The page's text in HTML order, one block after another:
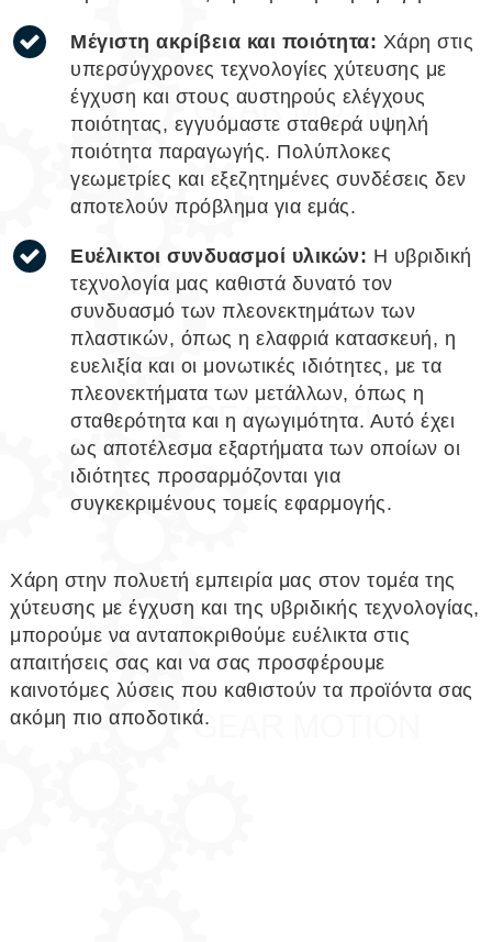
Μέγιστη ακρίβεια και ποιότητα: Χάρη στις
υπερσύγχρονες τεχνολογίες χύτευσης με
έγχυση και στους αυστηρούς ελέγχους
ποιότητας, εγγυόμαστε σταθερά υψηλή
ποιότητα παραγωγής. Πολύπλοκες
γεωμετρίες και εξεζητημένες συνδέσεις δεν
αποτελούν πρόβλημα για εμάς.
Ευέλικτοι συνδυασμοί υλικών: Η υβριδική
τεχνολογία μας καθιστά δυνατό τον
συνδυασμό των πλεονεκτημάτων των
πλαστικών, όπως η ελαφριά κατασκευή, η
ευελιξία και οι μονωτικές ιδιότητες, με τα
πλεονεκτήματα των μετάλλων, όπως η
σταθερότητα και η αγωγιμότητα. Αυτό έχει
ως αποτέλεσμα εξαρτήματα των οποίων οι
ιδιότητες προσαρμόζονται για
συγκεκριμένους τομείς εφαρμογής.
Χάρη στην πολυετή εμπειρία μας στον τομέα της
χύτευσης με έγχυση και της υβριδικής τεχνολογίας,
μπορούμε να ανταποκριθούμε ευέλικτα στις
απαιτήσεις σας και να σας προσφέρουμε
καινοτόμες λύσεις που καθιστούν τα προϊόντα σας
ακόμη πιο αποδοτικά.